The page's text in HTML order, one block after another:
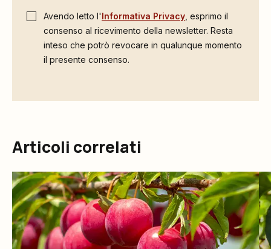
Avendo letto l'Informativa Privacy , esprimo il
consenso al ricevimento della newsletter. Resta
inteso che potrò revocare in qualunque momento
il presente consenso.
Articoli correlati